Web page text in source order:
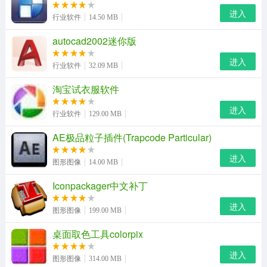
行业软件 14.50 MB 进入
autocad2002迷你版
行业软件 32.09 MB 进入
淘宝试衣服软件
行业软件 129.00 MB 进入
AE极品粒子插件(Trapcode Particular)
图形图像 14.00 MB 进入
Iconpackager中文补丁
图形图像 199.00 MB 进入
桌面取色工具colorpix
图形图像 314.00 MB 进入